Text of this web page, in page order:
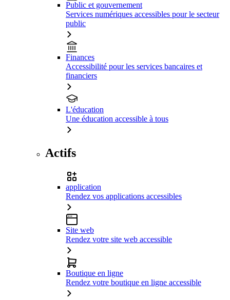
Public et gouvernement
Services numériques accessibles pour le secteur
public
Finances
Accessibilité pour les services bancaires et
financiers
L'éducation
Une éducation accessible à tous
Actifs
application
Rendez vos applications accessibles
Site web
Rendez votre site web accessible
Boutique en ligne
Rendez votre boutique en ligne accessible